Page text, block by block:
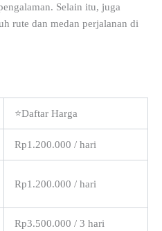
Selain itu, juga
rute dan medan perjalanan di
⭐Daftar Harga
Rp1.200.000 / hari
Rp1.200.000 / hari
Rp3.500.000 / 3 hari